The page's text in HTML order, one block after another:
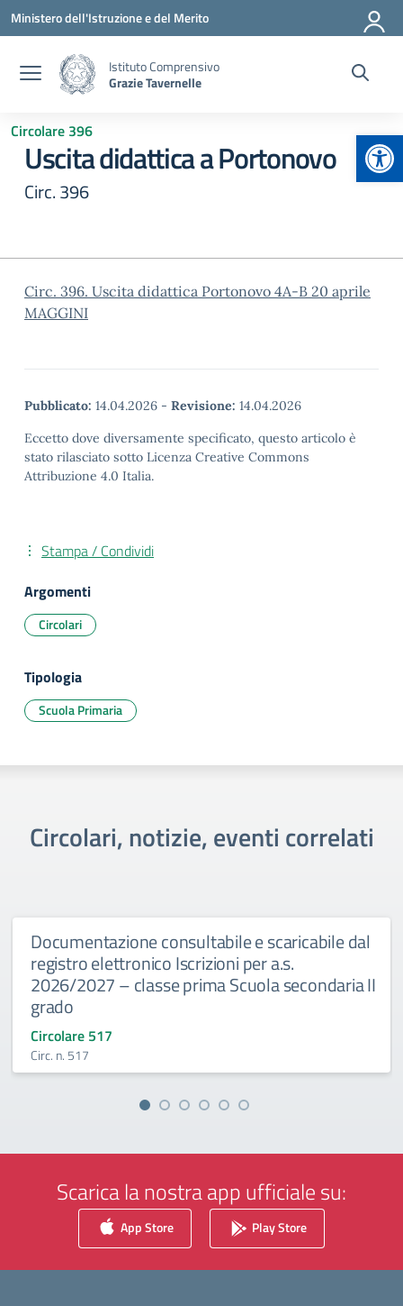
Vai ai contenuti
Vai al menu di navigazione
Vai al footer
Ministero dell'Istruzione e del Merito
Istituto Comprensivo
Grazie Tavernelle
Circolare 396
Uscita didattica a Portonovo
Circ. 396
Circ. 396. Uscita didattica Portonovo 4A-B 20 aprile
MAGGINI
Pubblicato: 14.04.2026 - Revisione: 14.04.2026
Eccetto dove diversamente specificato, questo articolo è
stato rilasciato sotto Licenza Creative Commons
Attribuzione 4.0 Italia.
Stampa / Condividi
Argomenti
Circolari
Tipologia
Scuola Primaria
Circolari, notizie, eventi correlati
Documentazione consultabile e scaricabile dal
registro elettronico Iscrizioni per a.s.
2026/2027 – classe prima Scuola secondaria II
grado
Circolare 517
Circ. n. 517
Scarica la nostra app ufficiale su:
App Store Play Store